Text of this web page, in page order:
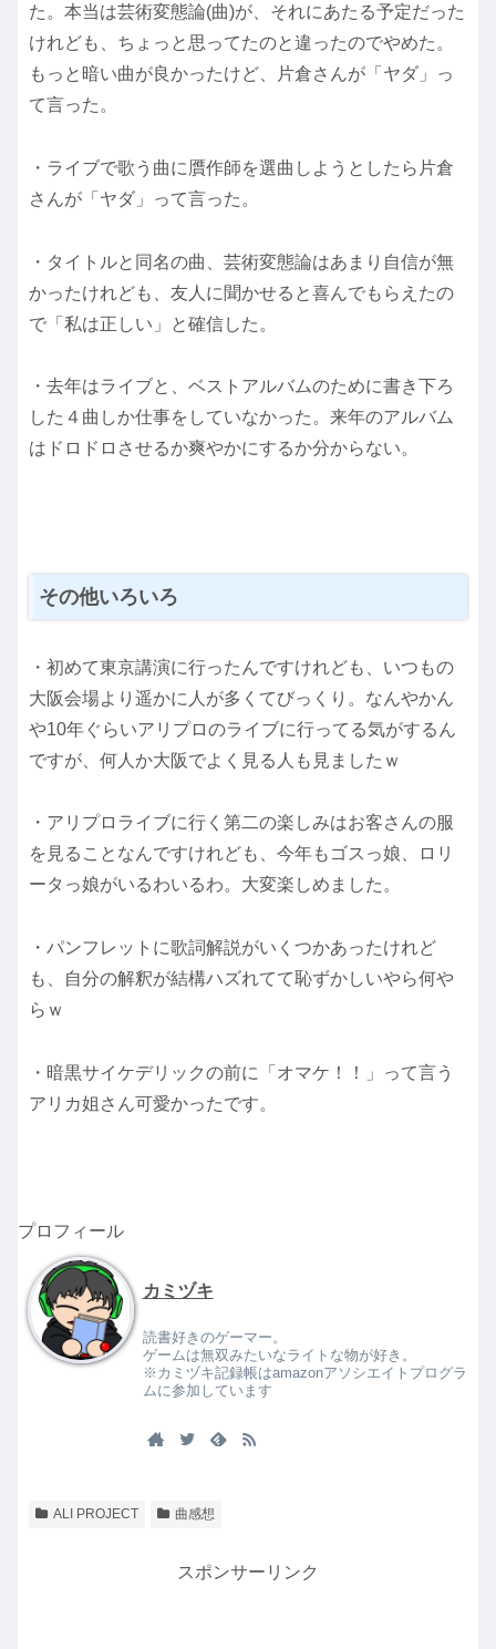
た。本当は芸術変態論(曲)が、それにあたる予定だった
けれども、ちょっと思ってたのと違ったのでやめた。
もっと暗い曲が良かったけど、片倉さんが「ヤダ」っ
て言った。
・ライブで歌う曲に贋作師を選曲しようとしたら片倉
さんが「ヤダ」って言った。
・タイトルと同名の曲、芸術変態論はあまり自信が無
かったけれども、友人に聞かせると喜んでもらえたの
で「私は正しい」と確信した。
・去年はライブと、ベストアルバムのために書き下ろ
した４曲しか仕事をしていなかった。来年のアルバム
はドロドロさせるか爽やかにするか分からない。
その他いろいろ
・初めて東京講演に行ったんですけれども、いつもの
大阪会場より遥かに人が多くてびっくり。なんやかん
や10年ぐらいアリプロのライブに行ってる気がするん
ですが、何人か大阪でよく見る人も見ましたｗ
・アリプロライブに行く第二の楽しみはお客さんの服
を見ることなんですけれども、今年もゴスっ娘、ロリ
ータっ娘がいるわいるわ。大変楽しめました。
・パンフレットに歌詞解説がいくつかあったけれど
も、自分の解釈が結構ハズれてて恥ずかしいやら何や
らｗ
・暗黒サイケデリックの前に「オマケ！！」って言う
アリカ姐さん可愛かったです。
プロフィール
カミヅキ
読書好きのゲーマー。
ゲームは無双みたいなライトな物が好き。
※カミヅキ記録帳はamazonアソシエイトプログラ
ムに参加しています
ALI PROJECT 曲感想
スポンサーリンク